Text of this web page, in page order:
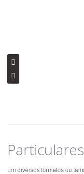


Em diversos formatos ou